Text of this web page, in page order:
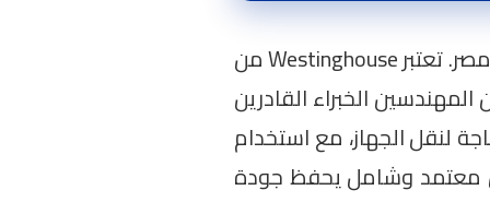
في مصر. تعتبر Westinghouse من
المهندسين الخبراء القادرين
لنقل الجهاز، مع استخدام
معتمد وشامل يحفظ جودة